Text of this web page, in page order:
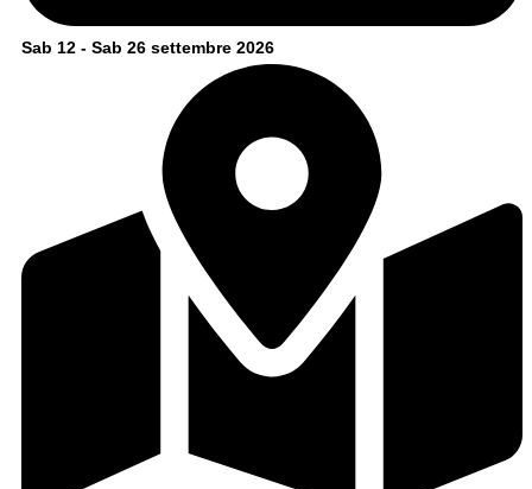
Sab 12 - Sab 26 settembre 2026